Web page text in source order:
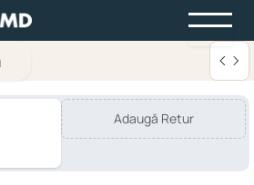
Adaugă Retur